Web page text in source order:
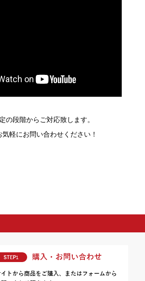
の段階からご対応致します。
気軽にお問い合わせください！